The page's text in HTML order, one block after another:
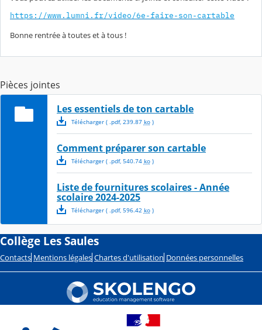
https://www.lumni.fr/video/6e-faire-son-cartable
Bonne rentrée à toutes et à tous !
Pièces jointes
Les essentiels de ton cartable
Télécharger( .pdf, 239.87 ko)
Comment préparer son cartable
Télécharger( .pdf, 540.74 ko)
Liste de fournitures scolaires - Année
scolaire 2024-2025
Télécharger( .pdf, 596.42 ko)
Collège Les Saules
Contacts Mentions légales Chartes d'utilisation Données personnelles